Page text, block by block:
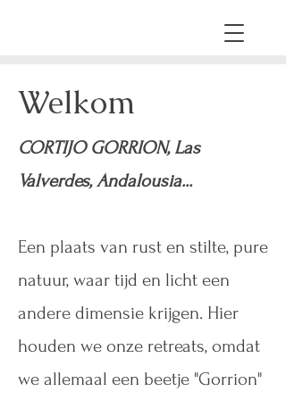
Welkom
CORTIJO GORRION, Las
Valverdes, Andalousia...
Een plaats van rust en stilte, pure
natuur, waar tijd en licht een
andere dimensie krijgen. Hier
houden we onze retreats, omdat
we allemaal een beetje "Gorrion"